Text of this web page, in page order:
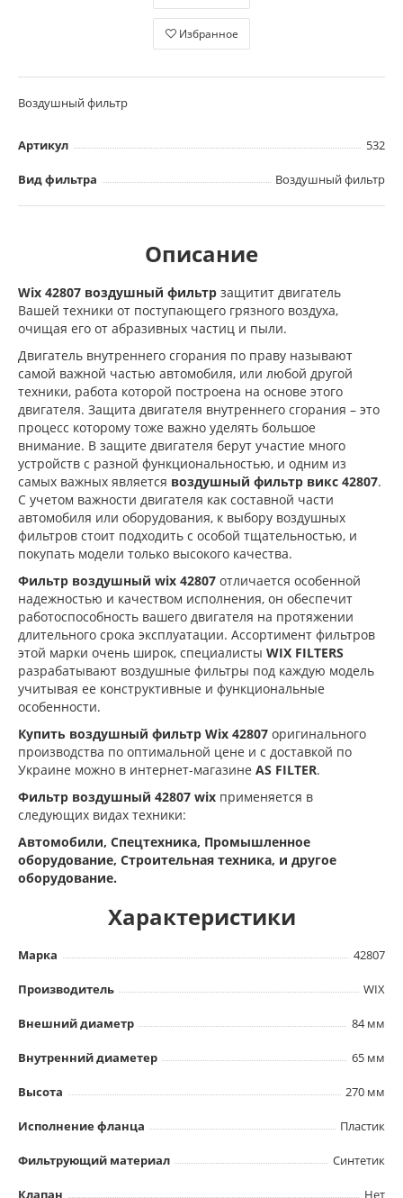
Избранное
Воздушный фильтр
Артикул 532
Вид фильтра Воздушный фильтр
Описание
Wix 42807 воздушный фильтр защитит двигатель
Вашей техники от поступающего грязного воздуха,
очищая его от абразивных частиц и пыли.
Двигатель внутреннего сгорания по праву называют
самой важной частью автомобиля, или любой другой
техники, работа которой построена на основе этого
двигателя. Защита двигателя внутреннего сгорания – это
процесс которому тоже важно уделять большое
внимание. В защите двигателя берут участие много
устройств с разной функциональностью, и одним из
самых важных является воздушный фильтр викс 42807.
С учетом важности двигателя как составной части
автомобиля или оборудования, к выбору воздушных
фильтров стоит подходить с особой тщательностью, и
покупать модели только высокого качества.
Фильтр воздушный wix 42807 отличается особенной
надежностью и качеством исполнения, он обеспечит
работоспособность вашего двигателя на протяжении
длительного срока эксплуатации. Ассортимент фильтров
этой марки очень широк, специалисты WIX FILTERS
разрабатывают воздушные фильтры под каждую модель
учитывая ее конструктивные и функциональные
особенности.
Купить воздушный фильтр Wix 42807 оригинального
производства по оптимальной цене и с доставкой по
Украине можно в интернет-магазине AS FILTER.
Фильтр воздушный 42807 wix применяется в
следующих видах техники:
Автомобили, Спецтехника, Промышленное
оборудование, Строительная техника, и другое
оборудование.
Характеристики
Марка 42807
Производитель WIX
Внешний диаметр 84 мм
Внутренний диаметер 65 мм
Высота 270 мм
Исполнение фланца Пластик
Фильтрующий материал Синтетик
Клапан Нет